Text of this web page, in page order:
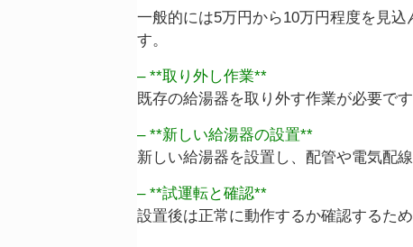
一般的には5万円から10万円程度を見
す。
– **取り外し作業**
既存の給湯器を取り外す作業が必要です
– **新しい給湯器の設置**
新しい給湯器を設置し、配管や電気配線
– **試運転と確認**
設置後は正常に動作するか確認するた